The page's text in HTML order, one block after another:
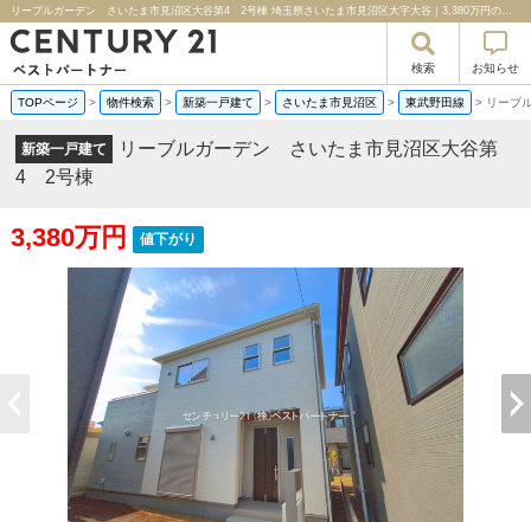
リーブルガーデン さいたま市見沼区大谷第4 2号棟 埼玉県さいたま市見沼区大字大谷｜3,380万円の新築一戸建て｜分譲住宅や新築物件｜センチュリー２１ベストパートナー
検索 お知らせ
TOPページ > 物件検索 > 新築一戸建て > さいたま市見沼区 > 東武野田線 > リーブ
新築一戸建て
リーブルガーデン さいたま市見沼区大谷第
4 2号棟
3,380万円 値下がり